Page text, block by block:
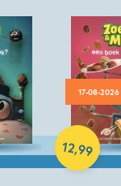
17-08-2026
12,99
Hardcover